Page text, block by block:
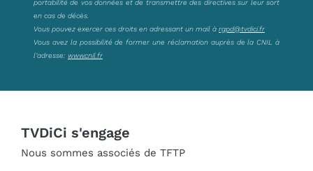
portabilité de vos données et de transmettre des directives sur leur sort
en cas de décès.
Vous pouvez exercer ces droits en adressant un mail à rgpd@tvdici.fr
Vous avez la possibilité de former une réclamation auprès de la CNIL à
l’adresse: www.cnil.fr
TVDiCi s'engage
Nous sommes associés de TFTP